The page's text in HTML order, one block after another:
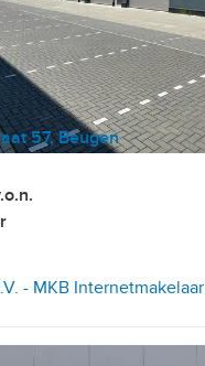
57, Beugen
- MKB Internetmakelaar